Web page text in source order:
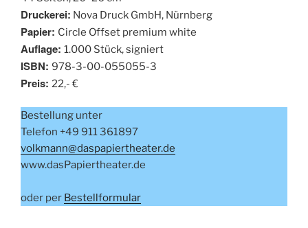
Druckerei: Nova Druck GmbH, Nürnberg
Papier: Circle Offset premium white
Auflage: 1.000 Stück, signiert
ISBN: 978-3-00-055055-3
Preis: 22,- €
Bestellung unter
Telefon +49 911 361897
volkmann@daspapiertheater.de
www.dasPapiertheater.de
oder per Bestellformular